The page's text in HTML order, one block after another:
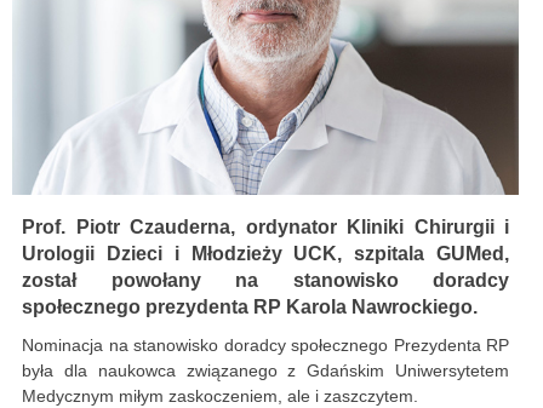
Prof. Piotr Czauderna, ordynator Kliniki Chirurgii i
Urologii Dzieci i Młodzieży UCK, szpitala GUMed,
został powołany na stanowisko doradcy
społecznego prezydenta RP Karola Nawrockiego.
Nominacja na stanowisko doradcy społecznego Prezydenta RP
była dla naukowca związanego z Gdańskim Uniwersytetem
Medycznym miłym zaskoczeniem, ale i zaszczytem.